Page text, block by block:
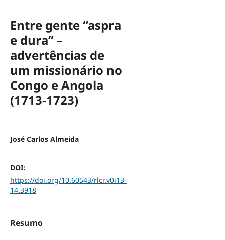
Entre gente “aspra
e dura” –
advertências de
um missionário no
Congo e Angola
(1713-1723)
José Carlos Almeida
DOI:
https://doi.org/10.60543/rlcr.v0i13-
14.3918
Resumo